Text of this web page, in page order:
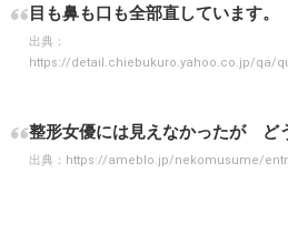
目も鼻も口も全部直しています。
出典：
https://detail.chiebukuro.yahoo.co.jp/qa/
整形女優には見えなかったが ど
出典： https://ameblo.jp/nekomusume/